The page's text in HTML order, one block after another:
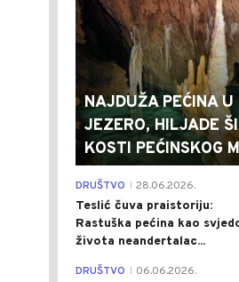
NAJDUŽA PEĆINA
JEZERO, HILJADE
KOSTI PEĆINSKOG
DRUŠTVO 28.06.2026.
Teslić čuva praistoriju:
Rastuška pećina kao
života neandertalac...
DRUŠTVO 06.06.2026.